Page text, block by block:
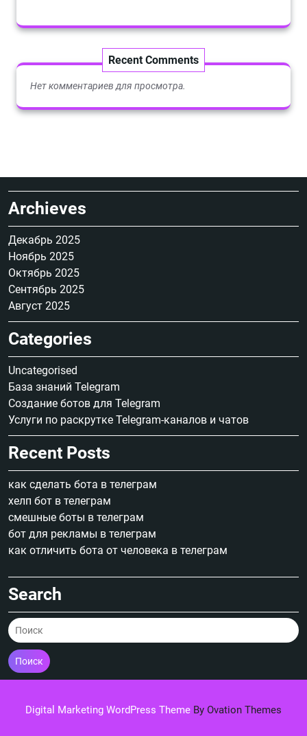
Recent Comments
Нет комментариев для просмотра.
Archieves
Декабрь 2025
Ноябрь 2025
Октябрь 2025
Сентябрь 2025
Август 2025
Categories
Uncategorised
База знаний Telegram
Создание ботов для Telegram
Услуги по раскрутке Telegram-каналов и чатов
Recent Posts
как сделать бота в телеграм
хелп бот в телеграм
смешные боты в телеграм
бот для рекламы в телеграм
как отличить бота от человека в телеграм
Search
Поиск
Digital Marketing WordPress Theme By Ovation Themes